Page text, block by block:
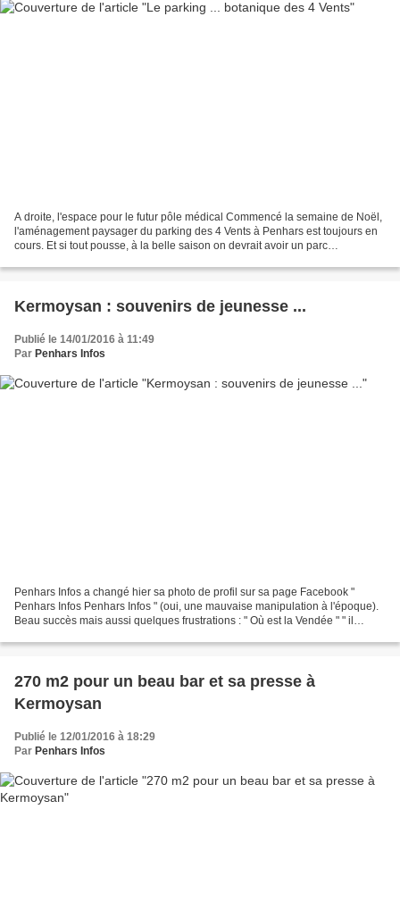
A droite, l'espace pour le futur pôle médical Commencé la semaine de Noël,
l'aménagement paysager du parking des 4 Vents à Penhars est toujours en
cours. Et si tout pousse, à la belle saison on devrait avoir un parc
Kermoysan : souvenirs de jeunesse ...
Publié le 14/01/2016 à 11:49
Par Penhars Infos
Penhars Infos a changé hier sa photo de profil sur sa page Facebook "
Penhars Infos Penhars Infos " (oui, une mauvaise manipulation à l'époque).
Beau succès mais aussi quelques frustrations : " Où est la Vendée " " il
270 m2 pour un beau bar et sa presse à
Kermoysan
Publié le 12/01/2016 à 18:29
Par Penhars Infos